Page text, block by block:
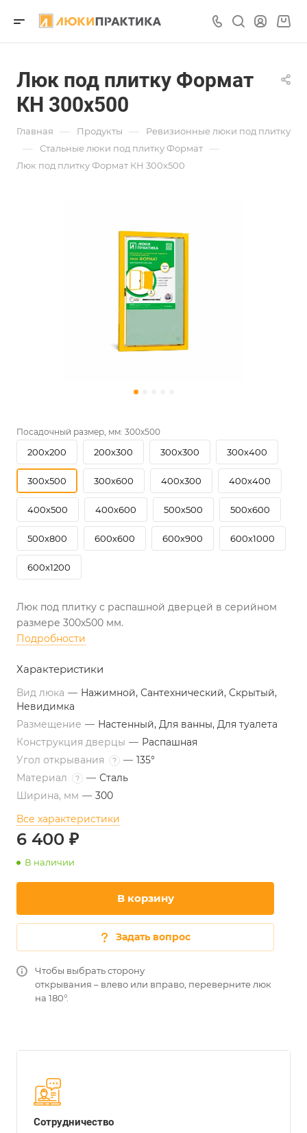
Люк под плитку Формат
КН 300х500
Главная — Продукты — Ревизионные люки под плитку
— Стальные люки под плитку Формат —
Люк под плитку Формат КН 300х500
Посадочный размер, мм: 300х500
200х200 200х300 300х300 300х400
300х500 300х600 400х300 400х400
400х500 400х600 500х500 500х600
500х800 600х600 600х900 600х1000
600х1200
Люк под плитку с распашной дверцей в серийном
размере 300х500 мм.
Подробности
Характеристики
Вид люка — Нажимной, Сантехнический, Скрытый,
Невидимка
Размещение — Настенный, Для ванны, Для туалета
Конструкция дверцы — Распашная
Угол открывания
? — 135°
Материал
? — Сталь
Ширина, мм — 300
Все характеристики
6 400 ₽
В наличии
В корзину
Задать вопрос
Чтобы выбрать сторону
открывания – влево или вправо, переверните люк
на 180°.
Сотрудничество